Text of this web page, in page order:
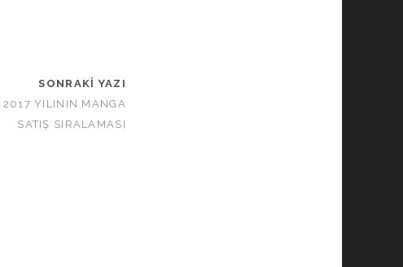
SONRAKI YAZI
2017 YILININ MANGA
SATIŞ SIRALAMASI